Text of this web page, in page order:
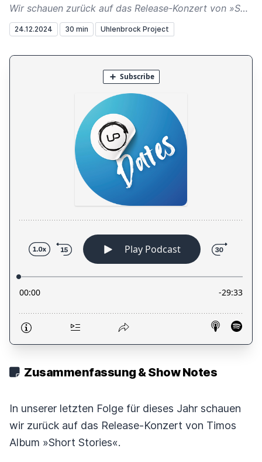
Wir schauen zurück auf das Release-Konzert von »Short Stories«.
24.12.2024 30 min Uhlenbrock Project
Zusammenfassung & Show Notes
In unserer letzten Folge für dieses Jahr schauen
wir zurück auf das Release-Konzert von Timos
Album »Short Stories«.